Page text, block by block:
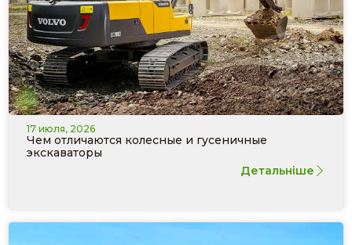
17 июля, 2026
Чем отличаются колесные и гусеничные
экскаваторы
Детальніше